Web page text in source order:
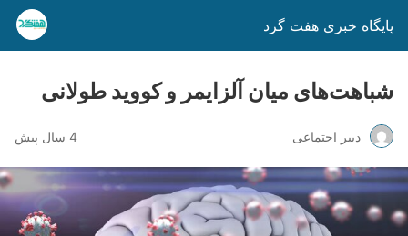
پایگاه خبری هفت گرد
شباهت‌های میان آلزایمر و کووید طولانی
دبیر اجتماعی 4 سال پیش